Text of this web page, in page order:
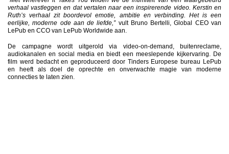
verhaal vastleggen en dat vertalen naar een inspirerende video. Kerstin en
Ruth’s verhaal zit boordevol emotie, ambitie en verbinding. Het is een
eerlijke, moderne ode aan de liefde,” vult Bruno Bertelli, Global CEO van
LePub en CCO van LePub Worldwide aan.
De campagne wordt uitgerold via video-on-demand, buitenreclame,
audiokanalen en social media en biedt een meeslepende kijkervaring. De
film werd bedacht en geproduceerd door Tinders Europese bureau LePub
en heeft als doel de oprechte en onverwachte magie van moderne
connecties te laten zien.